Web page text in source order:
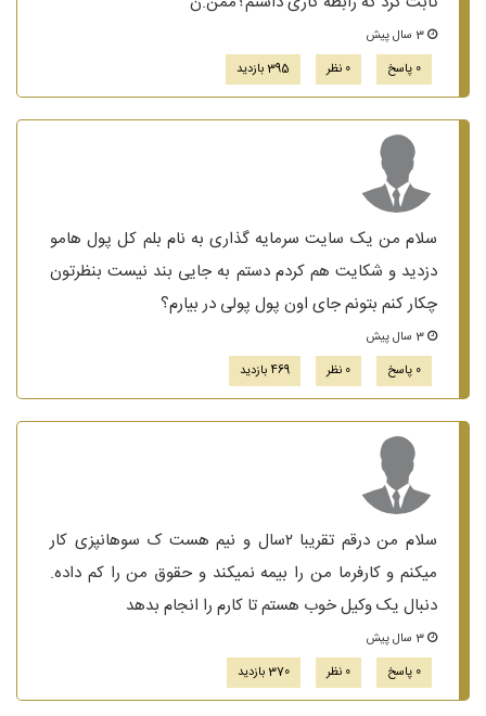
0 پاسخ
0 نظر 395 بازدید
سلام من یک سایت سرمایه گذاری به نام بلم کل پول هامو
دزدید و شکایت هم کردم دستم به جایی بند نیست بنظرتون
چکار کنم بتونم جای اون پول پولی در بیارم؟
0 پاسخ
0 نظر 469 بازدید
سلام من درقم تقریبا ۲سال و نیم هست ک سوهانپزی کار
میکنم و کارفرما من را بیمه نمیکند و حقوق من را کم داده.
دنبال یک وکیل خوب هستم تا کارم را انجام بدهد
0 پاسخ
0 نظر 370 بازدید